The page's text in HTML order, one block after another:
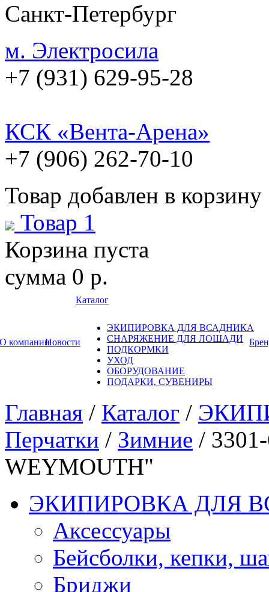
Санкт-Петербург
м. Электросила
+7 (931) 629-95-28
КСК «Вента-Арена»
+7 (906) 262-70-10
Товар добавлен в корзину
Товар 1
Корзина пуста
сумма 0 р.
О компанииНовости
Каталог
ЭКИПИРОВКА ДЛЯ ВСАДНИКА
СНАРЯЖЕНИЕ ДЛЯ ЛОШАДИ
ПОДКОРМКИ
УХОД
ОБОРУДОВАНИЕ
ПОДАРКИ, СУВЕНИРЫ
Главная / Каталог /
Перчатки / Зимние /
WEYMOUTH"
ЭКИПИРОВКА ДЛЯ
Аксессуары
Бейсболки, кепки,
Бриджи